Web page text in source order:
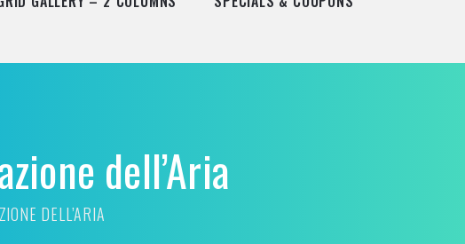
dell’Aria
DELL’ARIA